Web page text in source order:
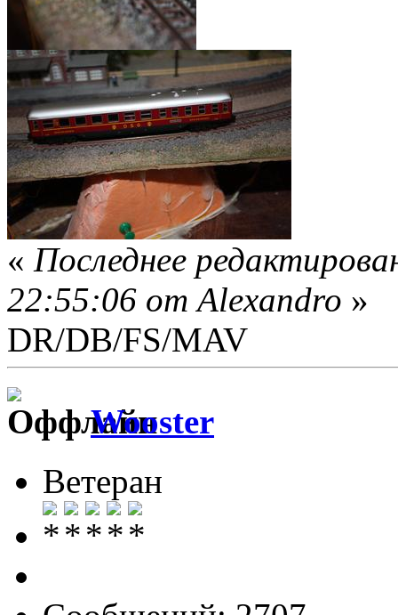
« Последнее
22:55:06 от Alexandro »
DR/DB/FS/MAV
Wooster
Ветеран